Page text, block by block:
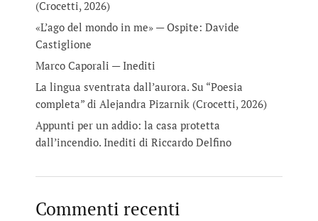
(Crocetti, 2026)
«L’ago del mondo in me» — Ospite: Davide
Castiglione
Marco Caporali — Inediti
La lingua sventrata dall’aurora. Su “Poesia
completa” di Alejandra Pizarnik (Crocetti, 2026)
Appunti per un addio: la casa protetta
dall’incendio. Inediti di Riccardo Delfino
Commenti recenti